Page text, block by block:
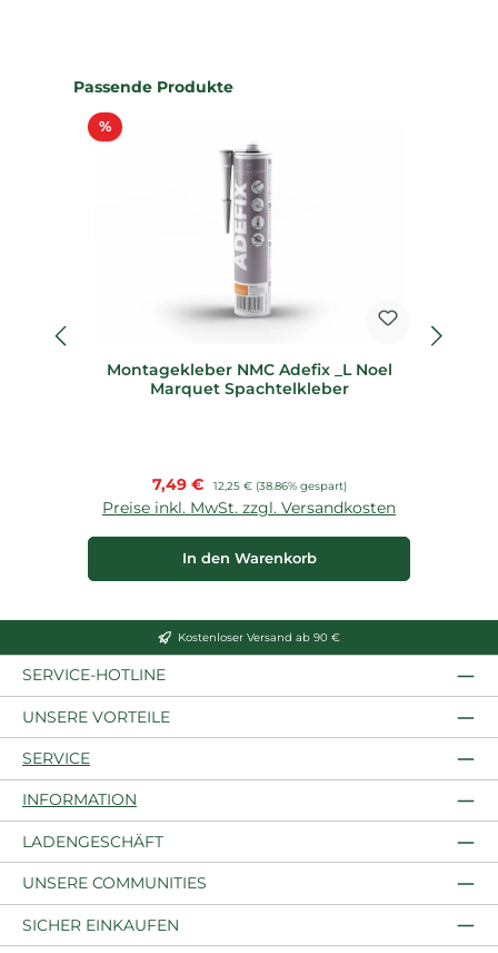
Produktgalerie überspringen
Passende Produkte
%Rabatt
Montagekleber NMC Adefix _L Noel
Marquet Spachtelkleber
Verkaufspreis:
7,49 € Regulärer Preis:
12,25 € (38.86% gespart)
Preise inkl. MwSt. zzgl. Versandkosten
In den Warenkorb
Kostenloser Versand ab 90 €
SERVICE-HOTLINE
UNSERE VORTEILE
SERVICE
INFORMATION
LADENGESCHÄFT
UNSERE COMMUNITIES
SICHER EINKAUFEN